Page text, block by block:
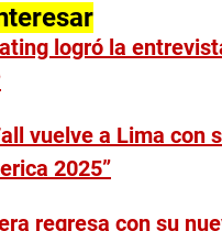
logró la
vuelve a Lima con
2025”
regresa con su